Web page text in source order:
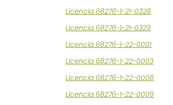
Licencia 68276-1-21-0328
Licencia 68276-1-21-0329
Licencia 68276-1-22-0001
Licencia 68276-1-22-0003
Licencia 68276-1-22-0006
Licencia 68276-1-22-0009